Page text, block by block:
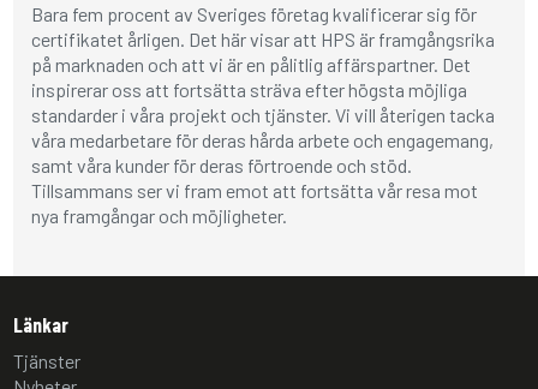
Bara fem procent av Sveriges företag kvalificerar sig för
certifikatet årligen. Det här visar att HPS är framgångsrika
på marknaden och att vi är en pålitlig affärspartner. Det
inspirerar oss att fortsätta sträva efter högsta möjliga
standarder i våra projekt och tjänster. Vi vill återigen tacka
våra medarbetare för deras hårda arbete och engagemang,
samt våra kunder för deras förtroende och stöd.
Tillsammans ser vi fram emot att fortsätta vår resa mot
nya framgångar och möjligheter.
Länkar
Tjänster